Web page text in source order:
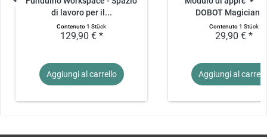
di lavoro per il...
Contenuto1 Stück
129,90 € *
Aggiungi al carrello
DOBOT Magician -
Contenuto1 Stück
29,90 € *
Aggiungi al